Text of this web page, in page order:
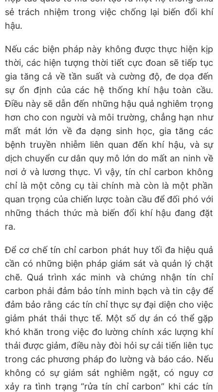
sẻ trách nhiệm trong việc chống lại biến đổi khí
hậu.
Nếu các biện pháp này không được thực hiện kịp
thời, các hiện tượng thời tiết cực đoan sẽ tiếp tục
gia tăng cả về tần suất và cường độ, đe dọa đến
sự ổn định của các hệ thống khí hậu toàn cầu.
Điều này sẽ dẫn đến những hậu quả nghiêm trọng
hơn cho con người và môi trường, chẳng hạn như
mất mát lớn về đa dạng sinh học, gia tăng các
bệnh truyền nhiễm liên quan đến khí hậu, và sự
dịch chuyển cư dân quy mô lớn do mất an ninh về
nơi ở và lương thực. Vì vậy, tín chỉ carbon không
chỉ là một công cụ tài chính mà còn là một phần
quan trọng của chiến lược toàn cầu để đối phó với
những thách thức mà biến đổi khí hậu đang đặt
ra.
Để cơ chế tín chỉ carbon phát huy tối đa hiệu quả
cần có những biện pháp giám sát và quản lý chặt
chẽ. Quá trình xác minh và chứng nhận tín chỉ
carbon phải đảm bảo tính minh bạch và tin cậy để
đảm bảo rằng các tín chỉ thực sự đại diện cho việc
giảm phát thải thực tế. Một số dự án có thể gặp
khó khăn trong việc đo lường chính xác lượng khí
thải được giảm, điều này đòi hỏi sự cải tiến liên tục
trong các phương pháp đo lường và báo cáo. Nếu
không có sự giám sát nghiêm ngặt, có nguy cơ
xảy ra tình trạng “rửa tín chỉ carbon” khi các tín